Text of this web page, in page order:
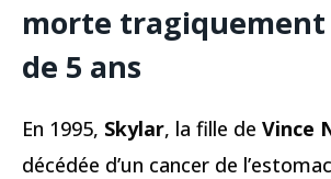
morte tragiquement
de 5 ans
En 1995, Skylar, la fille de Vince
décédée d’un cancer de